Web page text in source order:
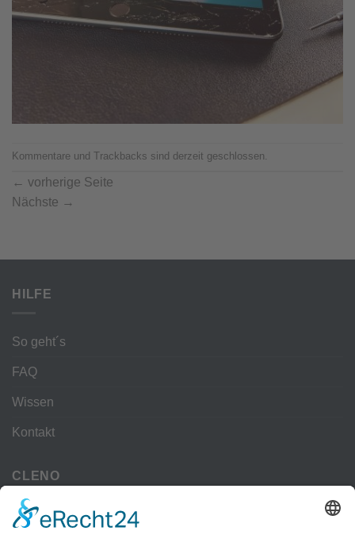
Kommentare und Trackbacks sind derzeit geschlossen.
← vorherige Seite
Nächste →
HILFE
So geht´s
FAQ
Wissen
Kontakt
CLENO
Alle Vorteile